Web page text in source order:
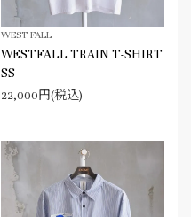
WEST FALL
WESTFALL TRAIN T-SHIRT
SS
22,000円(税込)